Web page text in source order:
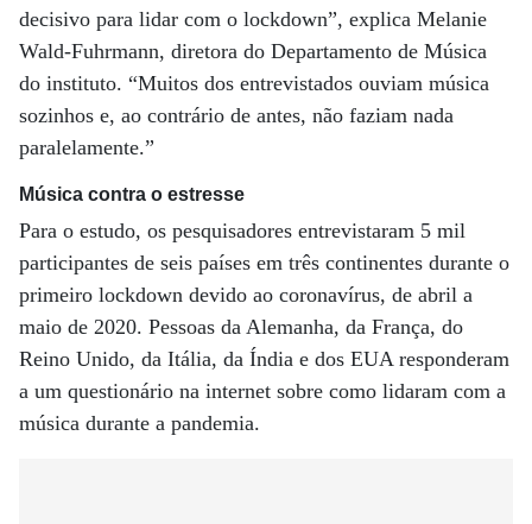
decisivo para lidar com o lockdown”, explica Melanie
Wald-Fuhrmann, diretora do Departamento de Música
do instituto. “Muitos dos entrevistados ouviam música
sozinhos e, ao contrário de antes, não faziam nada
paralelamente.”
Música contra o estresse
Para o estudo, os pesquisadores entrevistaram 5 mil
participantes de seis países em três continentes durante o
primeiro lockdown devido ao coronavírus, de abril a
maio de 2020. Pessoas da Alemanha, da França, do
Reino Unido, da Itália, da Índia e dos EUA responderam
a um questionário na internet sobre como lidaram com a
música durante a pandemia.